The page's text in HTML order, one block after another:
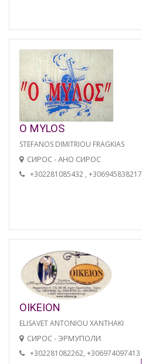
O MYLOS
STEFANOS DIMITRIOU FRAGKIAS
СИРОС - АНО СИРОС
+302281085432 , +306945838217
OIKEION
ELISAVET ANTONIOU XANTHAKI
СИРОС - ЭРМУПОЛИ
+302281082262, +306974097413